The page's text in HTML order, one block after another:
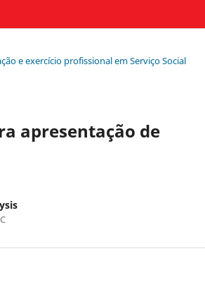
e exercício profissional em Serviço Social
apresentação de